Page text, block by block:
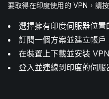
要取得在印度使用的 VPN，請
選擇擁有印度伺服器位置
訂閱一個方案並建立帳戶
在裝置上下載並安裝
登入並連線到印度的伺服